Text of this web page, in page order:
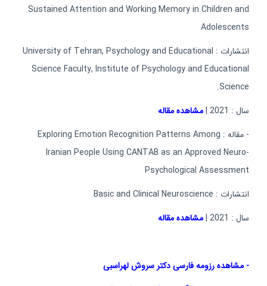
Sustained Attention and Working Memory in Children and
Adolescents
انتشارات : University of Tehran, Psychology and Educational
Science Faculty, Institute of Psychology and Educational
Science.
سال : 2021 |
مشاهده مقاله
- مقاله : Exploring Emotion Recognition Patterns Among
Iranian People Using CANTAB as an Approved Neuro-
Psychological Assessment
انتشارات : Basic and Clinical Neuroscience
سال : 2021 |
مشاهده مقاله
- مشاهده رزومه فارسی دکتر سروش لهراسبی